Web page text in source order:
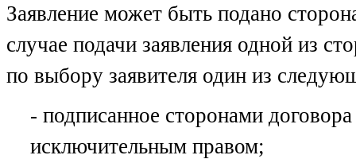
Заявление может быть подано
случае подачи заявления одной из
по выбору заявителя один из
- подписанное сторонами
исключительным правом;